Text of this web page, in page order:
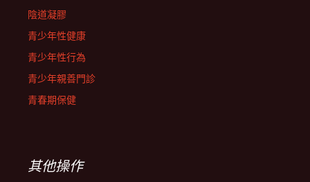
陰道凝膠
青少年性健康
青少年性行為
青少年親善門診
青春期保健
其他操作